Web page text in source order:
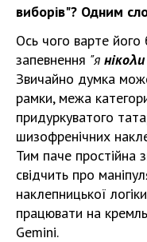
виборів"? Одним
Ось чого варте його
запевнення "я нікоλи
Звичайно думка
рамки, межа
придуркуватого
шизофренічних
Тим паче простійна
свідчить про
наклепницької
працювати на
Gemini.